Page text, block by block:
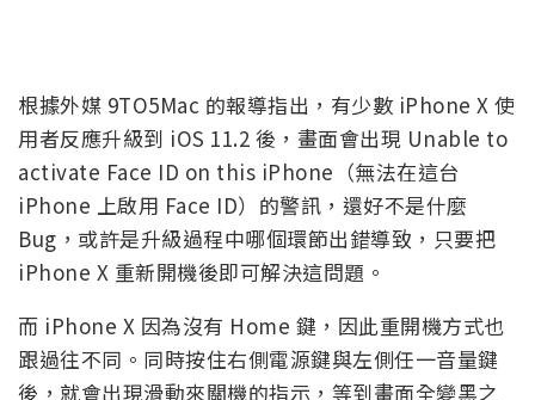
根據外媒 9TO5Mac 的報導指出，有少數 iPhone X 使
用者反應升級到 iOS 11.2 後，畫面會出現 Unable to
activate Face ID on this iPhone（無法在這台
iPhone 上啟用 Face ID）的警訊，還好不是什麼
Bug，或許是升級過程中哪個環節出錯導致，只要把
iPhone X 重新開機後即可解決這問題。
而 iPhone X 因為沒有 Home 鍵，因此重開機方式也
跟過往不同。同時按住右側電源鍵與左側任一音量鍵
後，就會出現滑動來關機的指示，等到畫面全變黑之